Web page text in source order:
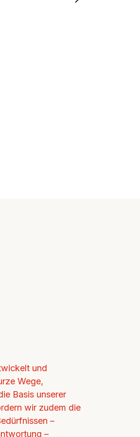
und
Wege,
Basis unserer
wir zudem die
–
–